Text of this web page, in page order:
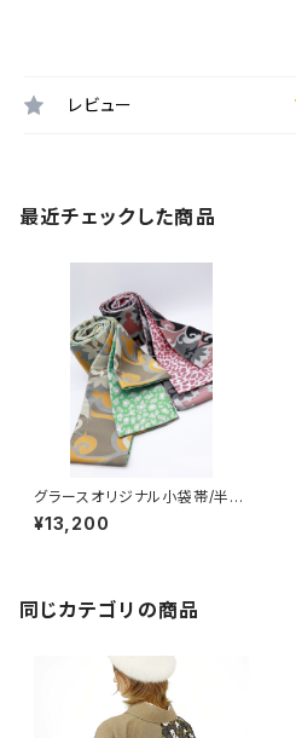
レビュー
最近チェックした商品
グラースオリジナル小袋帯/半巾
帯 モダニスト×レオパード ポ
リエステル100％
¥13,200
同じカテゴリの商品